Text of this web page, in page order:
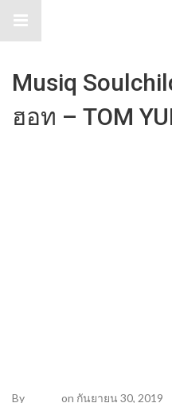
Musiq
ฮอท – TOM
By on กันยายน 30, 2019